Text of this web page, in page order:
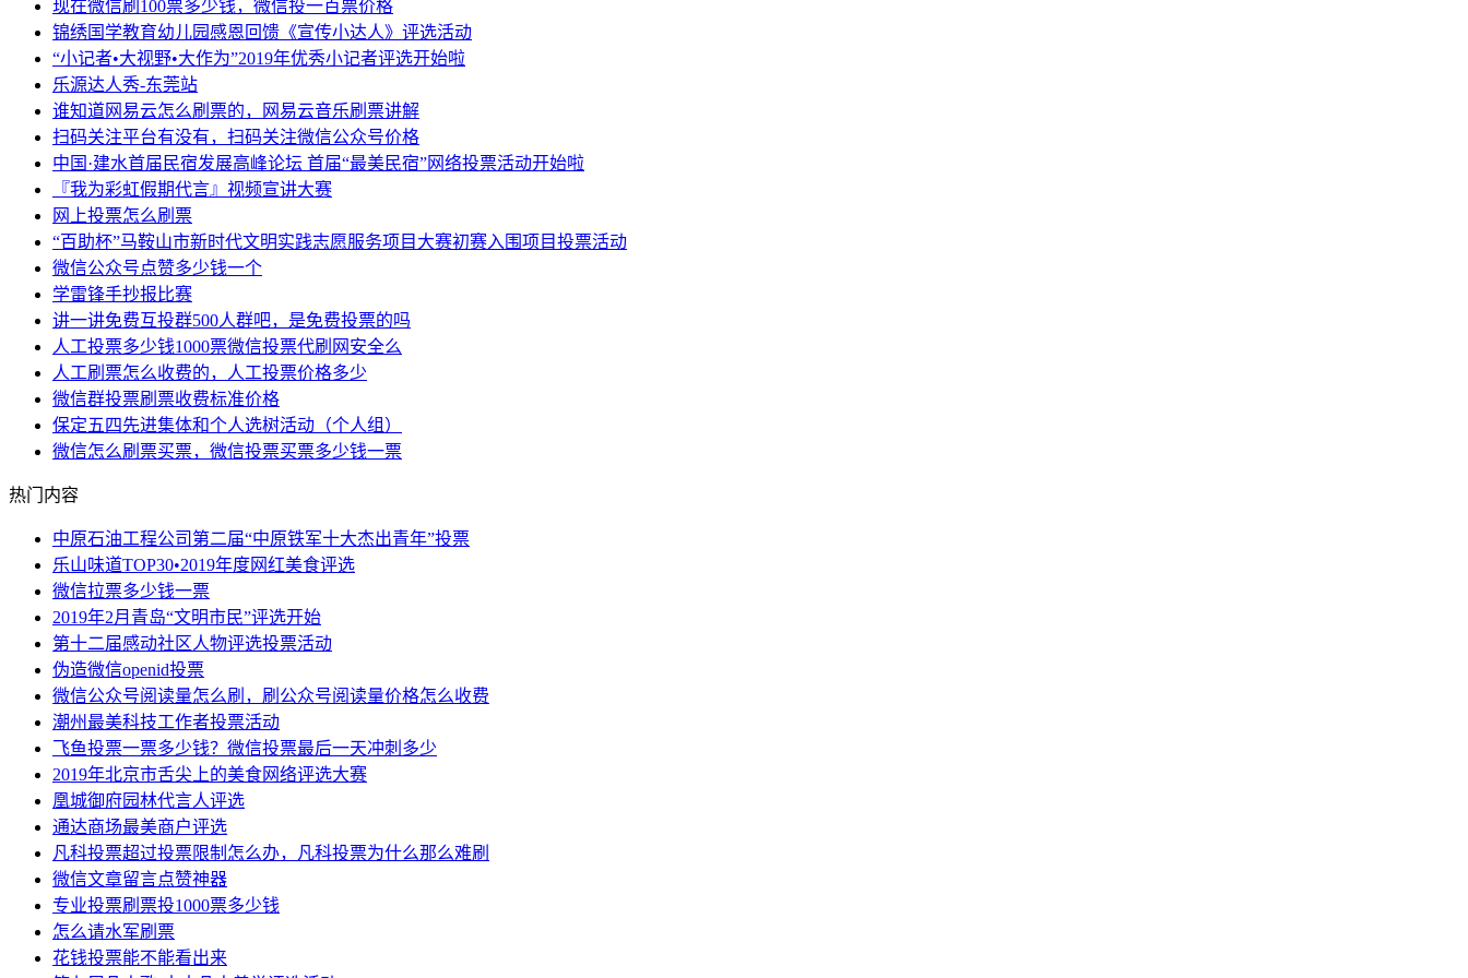
现在微信刷100票多少钱，微信投一百票价格
锦绣国学教育幼儿园感恩回馈《宣传小达人》评选活动
“小记者•大视野•大作为”2019年优秀小记者评选开始啦
乐源达人秀-东莞站
谁知道网易云怎么刷票的，网易云音乐刷票讲解
扫码关注平台有没有，扫码关注微信公众号价格
中国·建水首届民宿发展高峰论坛 首届“最美民宿”网络投票活动开始啦
『我为彩虹假期代言』视频宣讲大赛
网上投票怎么刷票
“百助杯”马鞍山市新时代文明实践志愿服务项目大赛初赛入围项目投票活动
微信公众号点赞多少钱一个
学雷锋手抄报比赛
讲一讲免费互投群500人群吧，是免费投票的吗
人工投票多少钱1000票微信投票代刷网安全么
人工刷票怎么收费的，人工投票价格多少
微信群投票刷票收费标准价格
保定五四先进集体和个人选树活动（个人组）
微信怎么刷票买票，微信投票买票多少钱一票
热门内容
中原石油工程公司第二届“中原铁军十大杰出青年”投票
乐山味道TOP30•2019年度网红美食评选
微信拉票多少钱一票
2019年2月青岛“文明市民”评选开始
第十二届感动社区人物评选投票活动
伪造微信openid投票
微信公众号阅读量怎么刷，刷公众号阅读量价格怎么收费
潮州最美科技工作者投票活动
飞鱼投票一票多少钱？微信投票最后一天冲刺多少
2019年北京市舌尖上的美食网络评选大赛
凰城御府园林代言人评选
通达商场最美商户评选
凡科投票超过投票限制怎么办，凡科投票为什么那么难刷
微信文章留言点赞神器
专业投票刷票投1000票多少钱
怎么请水军刷票
花钱投票能不能看出来